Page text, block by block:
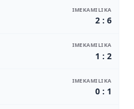
IMEKAMILIKA
2 : 6
IMEKAMILIKA
1 : 2
IMEKAMILIKA
0 : 1